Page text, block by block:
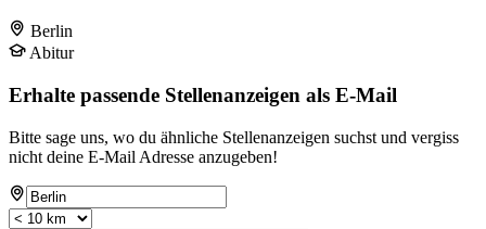
Berlin
Abitur
Erhalte passende Stellenanzeigen als E-Mail
Bitte sage uns, wo du ähnliche Stellenanzeigen suchst und vergiss
nicht deine E-Mail Adresse anzugeben!